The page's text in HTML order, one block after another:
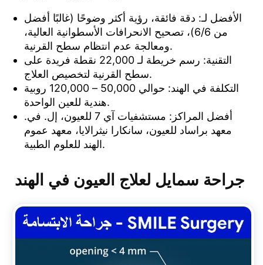
الأفضل لـ: دقة فائقة، رؤية أكثر وضوحًا (غالبًا أفضل
من 6/6)، تصحيح الانحرافات الأسطوانية العالية،
ومعالجة عدم انتظام سطح القرنية.
التقنية: رسم خريطة لـ 22,000 نقطة فريدة على
سطح القرنية لتخصيص العلاج.
التكلفة في الهند: حوالي 50,000 – 120,000 روبية
هندية للعين الواحدة.
أفضل المراكز: مستشفيات آي 7 للعيون، إل. في.
معهد براساد للعيون، سانكارا نيثرالايا، معهد عموم
الهند للعلوم الطبية.
جراحة سمايل لعلاج العيون في الهند